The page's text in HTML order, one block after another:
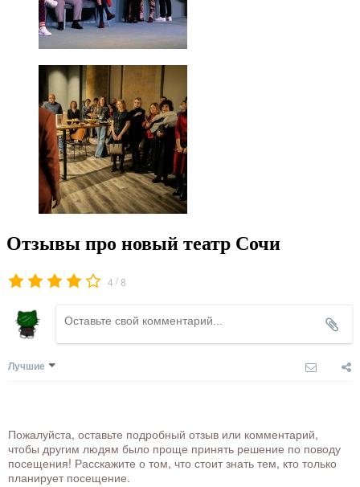
Отзывы про новый театр Сочи
4 /8
Лучшие
Пожалуйста, оставьте подробный отзыв или комментарий,
чтобы другим людям было проще принять решение по поводу
посещения! Расскажите о том, что стоит знать тем, кто только
планирует посещение.